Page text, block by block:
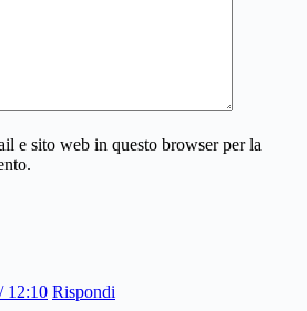
e sito web in questo browser per la
12:10 Rispondi